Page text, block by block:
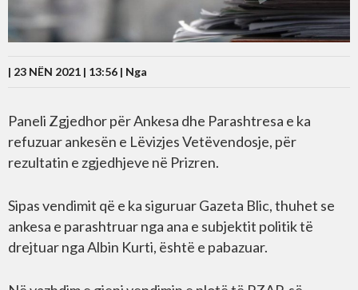
| 23 NËN 2021 | 13:56 | Nga
Paneli Zgjedhor për Ankesa dhe Parashtresa e ka
refuzuar ankesën e Lëvizjes Vetëvendosje, për
rezultatin e zgjedhjeve në Prizren.
Sipas vendimit që e ka siguruar Gazeta Blic, thuhet se
ankesa e parashtruar nga ana e subjektit politik të
drejtuar nga Albin Kurti, është e pabazuar.